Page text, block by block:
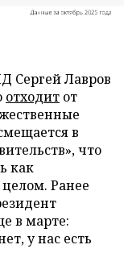
Сергей Лавров
отходит от
в
что
как
Ранее
в марте:
у нас есть